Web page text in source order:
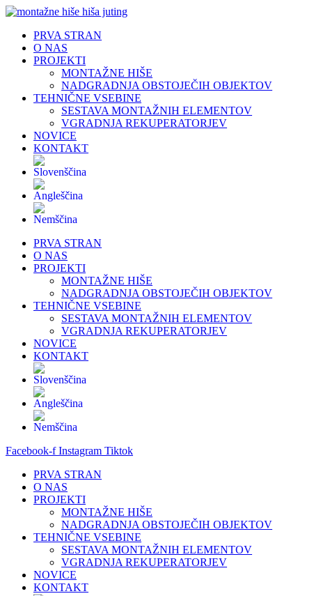
Skip
contentPRVA STRAN
O NAS
PROJEKTI
MONTAŽNE HIŠE
NADGRADNJA OBSTOJEČIH OBJEKTOV
TEHNIČNE VSEBINE
SESTAVA MONTAŽNIH ELEMENTOV
VGRADNJA REKUPERATORJEV
NOVICE
KONTAKT
PRVA STRAN
O NAS
PROJEKTI
MONTAŽNE HIŠE
NADGRADNJA OBSTOJEČIH OBJEKTOV
TEHNIČNE VSEBINE
SESTAVA MONTAŽNIH ELEMENTOV
VGRADNJA REKUPERATORJEV
NOVICE
KONTAKT
Facebook-f Instagram Tiktok
PRVA STRAN
O NAS
PROJEKTI
MONTAŽNE HIŠE
NADGRADNJA OBSTOJEČIH OBJEKTOV
TEHNIČNE VSEBINE
SESTAVA MONTAŽNIH ELEMENTOV
VGRADNJA REKUPERATORJEV
NOVICE
KONTAKT